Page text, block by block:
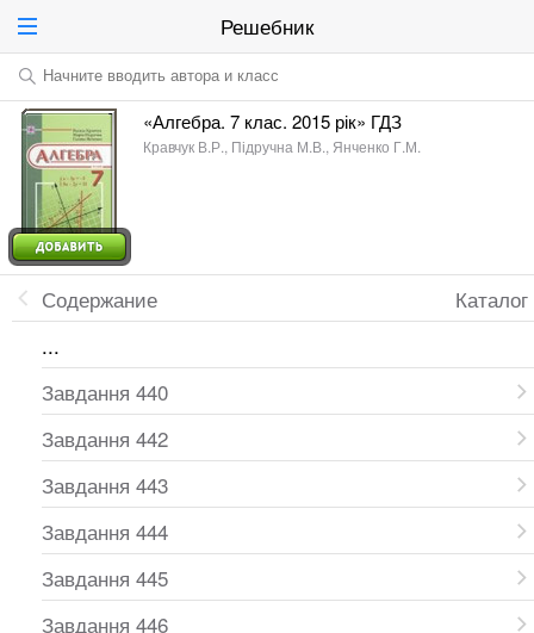
Решебник
Начните вводить автора и класс
«Алгебра. 7 клас. 2015 рік» ГДЗ
Кравчук В.Р., Підручна М.В., Янченко Г.М.
Каталог
Содержание
...
Завдання 440
Завдання 442
Завдання 443
Завдання 444
Завдання 445
Завдання 446